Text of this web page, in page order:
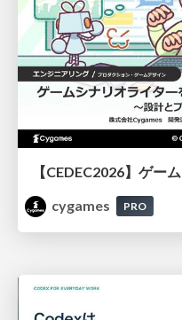
cygames
PRO